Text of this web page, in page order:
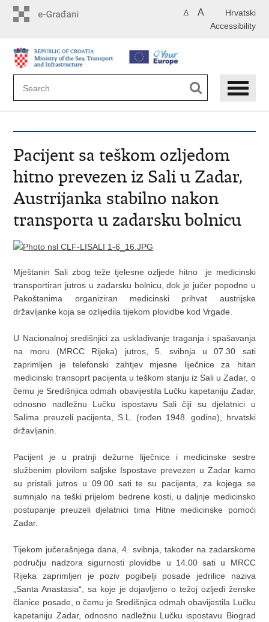
Hrvatski
A A
Accessibility
Pacijent sa teškom ozljedom
hitno prevezen iz Sali u Zadar,
Austrijanka stabilno nakon
transporta u zadarsku bolnicu
Mještanin Sali zbog teže tjelesne ozljede hitno je medicinski
transportiran jutros u zadarsku bolnicu, dok je jučer popodne u
Pakoštanima organiziran medicinski prihvat austrijske
državljanke koja se ozlijedila tijekom plovidbe kod Vrgade.
U Nacionalnoj središnjici za usklađivanje traganja i spašavanja
na moru (MRCC Rijeka) jutros, 5. svibnja u 07.30 sati
zaprimljen je telefonski zahtjev mjesne liječnice za hitan
medicinski transoprt pacijenta u teškom stanju iz Sali u Zadar, o
čemu je Središnjica odmah obavijestila Lučku kapetaniju Zadar,
odnosno nadležnu Lučku ispostavu Sali čiji su djelatnici u
Salima preuzeli pacijenta, S.L. (rođen 1948. godine), hrvatski
državljanin.
Pacijent je u pratnji dežurne liječnice i medicinske sestre
službenim plovilom saljske Ispostave prevezen u Zadar kamo
su pristali jutros u 09.00 sati te su pacijenta, za kojega se
sumnjalo na teški prijelom bedrene kosti, u daljnje medicinsko
postupanje preuzeli djelatnici tima Hitne medicinske pomoći
Zadar.
Tijekom jučerašnjega dana, 4. svibnja, također na zadarskome
području nadzora sigurnosti plovidbe u 14.00 sati u MRCC
Rijeka zaprimljen je poziv pogibelji posade jedrilice naziva
„Santa Anastasia“, sa koje je dojavljeno o težoj ozljedi ženske
članice posade, o čemu je Središnjica odmah obavijestila Lučku
kapetaniju Zadar, odnosno nadležnu Lučku ispostavu Biograd